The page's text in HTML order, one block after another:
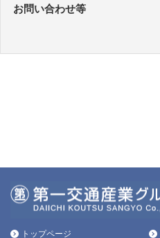
お問い合わせ等
トップページ